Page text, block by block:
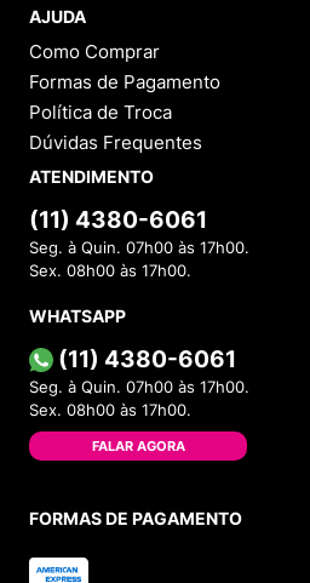
AJUDA
Como Comprar
Formas de Pagamento
Política de Troca
Dúvidas Frequentes
ATENDIMENTO
(11) 4380-6061
Seg. à Quin. 07h00 às 17h00.
Sex. 08h00 às 17h00.
WHATSAPP
(11) 4380-6061
Seg. à Quin. 07h00 às 17h00.
Sex. 08h00 às 17h00.
FALAR AGORA
FORMAS DE PAGAMENTO